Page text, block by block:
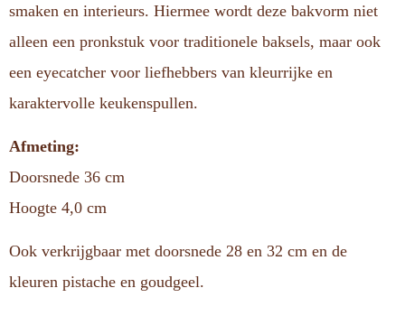
smaken en interieurs. Hiermee wordt deze bakvorm niet
alleen een pronkstuk voor traditionele baksels, maar ook
een eyecatcher voor liefhebbers van kleurrijke en
karaktervolle keukenspullen.
Afmeting:
Doorsnede 36 cm
Hoogte 4,0 cm
Ook verkrijgbaar met doorsnede 28 en 32 cm en de
kleuren pistache en goudgeel.